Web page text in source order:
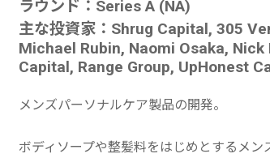
ラウンド：Series A (NA)
主な投資家：Shrug Capital, 305
Michael Rubin, Naomi Osaka,
Capital, Range Group, UpHonest
メンズパーソナルケア製品の開発。
ボディソープや整髪料をはじめとするメン